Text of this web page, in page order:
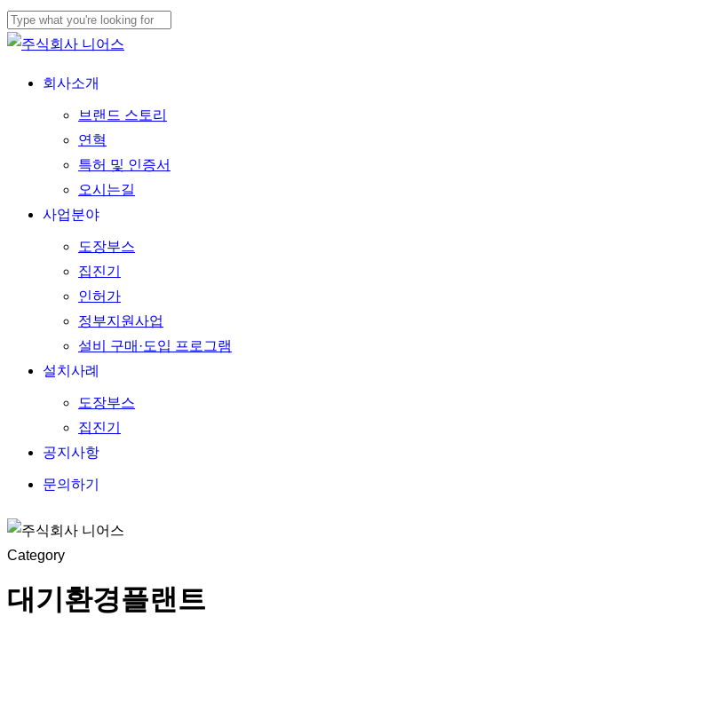
Skip
to
content
Close
Menu
회사소개
브랜드 스토리
연혁
특허 및 인증서
오시는길
사업분야
도장부스
집진기
인허가
정부지원사업
설비 구매·도입 프로그램
설치사례
도장부스
집진기
공지사항
문의하기
Category
대기환경플랜트